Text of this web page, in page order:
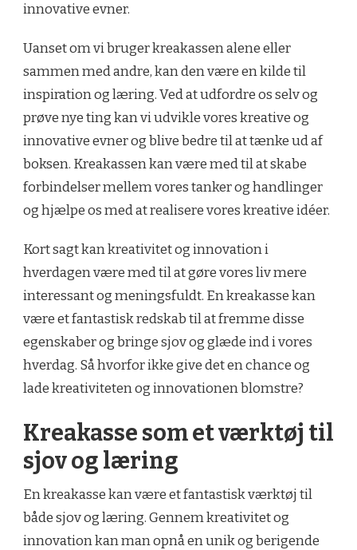
innovative evner.
Uanset om vi bruger kreakassen alene eller
sammen med andre, kan den være en kilde til
inspiration og læring. Ved at udfordre os selv og
prøve nye ting kan vi udvikle vores kreative og
innovative evner og blive bedre til at tænke ud af
boksen. Kreakassen kan være med til at skabe
forbindelser mellem vores tanker og handlinger
og hjælpe os med at realisere vores kreative idéer.
Kort sagt kan kreativitet og innovation i
hverdagen være med til at gøre vores liv mere
interessant og meningsfuldt. En kreakasse kan
være et fantastisk redskab til at fremme disse
egenskaber og bringe sjov og glæde ind i vores
hverdag. Så hvorfor ikke give det en chance og
lade kreativiteten og innovationen blomstre?
Kreakasse som et værktøj til
sjov og læring
En kreakasse kan være et fantastisk værktøj til
både sjov og læring. Gennem kreativitet og
innovation kan man opnå en unik og berigende